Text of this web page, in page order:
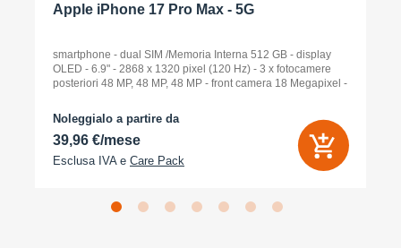
Apple iPhone 17 Pro Max - 5G
smartphone - dual SIM /Memoria Interna 512 GB - display
OLED - 6.9" - 2868 x 1320 pixel (120 Hz) - 3 x fotocamere
posteriori 48 MP, 48 MP, 48 MP - front camera 18 Megapixel -
Noleggialo a partire da
39,96 €/mese
Esclusa IVA e Care Pack